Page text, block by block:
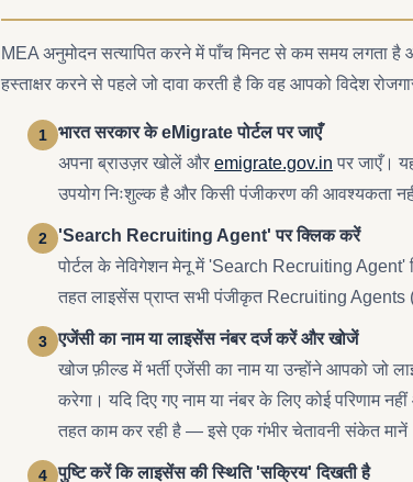
MEA अनुमोदन सत्यापित करने में पाँच मिनट से कम समय लगता है
हस्ताक्षर करने से पहले जो दावा करती है कि वह आपको विदेश
भारत सरकार के eMigrate पोर्टल पर जाएँ
अपना ब्राउज़र खोलें और emigrate.gov.in पर जाएँ।
उपयोग निःशुल्क है और किसी पंजीकरण की आवश्यकता
'Search Recruiting Agent' पर क्लिक करें
पोर्टल के नेविगेशन मेनू में 'Search Recruiting
तहत लाइसेंस प्राप्त सभी पंजीकृत Recruiting
एजेंसी का नाम या लाइसेंस नंबर दर्ज करें और खोजें
खोज फ़ील्ड में भर्ती एजेंसी का नाम या उन्होंने आपको जो
करेगा। यदि दिए गए नाम या नंबर के लिए कोई परिणाम
तहत काम कर रही है — इसे एक गंभीर चेतावनी संकेत
पुष्टि करें कि लाइसेंस की स्थिति 'सक्रिय' दिखती है